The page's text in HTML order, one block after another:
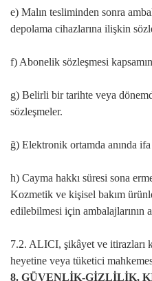
e) Malın tesliminden sonra
depolama cihazlarına ilişkin
f) Abonelik sözleşmesi
g) Belirli bir tarihte veya
sözleşmeler.
ğ) Elektronik ortamda anında
h) Cayma hakkı süresi sona
Kozmetik ve kişisel bakım
edilebilmesi için ambalajlarının
7.2. ALICI, şikâyet ve itirazları
heyetine veya tüketici
8. GÜVENLİK-GİZLİLİK,